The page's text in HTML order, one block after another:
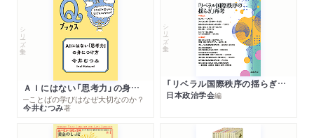
シリーズ・全集
ＡＩにはない「思考力」の身につけ方
─ことばの学びはなぜ大切なのか？
今井むつみ著
シリーズ・全集
「リベラル国際秩序の揺らぎ」再考 年報政治学２０２６‐Ⅰ
日本政治学会編